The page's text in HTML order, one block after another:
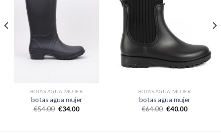
BOTAS AGUA MUJER
botas agua mujer
€54.00 €34.00
BOTAS AGUA MUJER
botas agua mujer
€64.00 €40.00